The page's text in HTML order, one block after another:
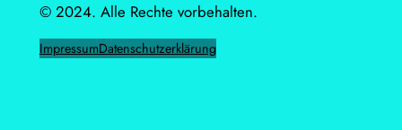
© 2024. Alle Rechte vorbehalten.
ImpressumDatenschutzerklärung